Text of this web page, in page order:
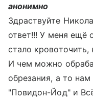
анонимно
Здраствуйте
ответ!!! У меня ещё
стало
И чем можно
обрезания, а то
"Повидон-Йод" и